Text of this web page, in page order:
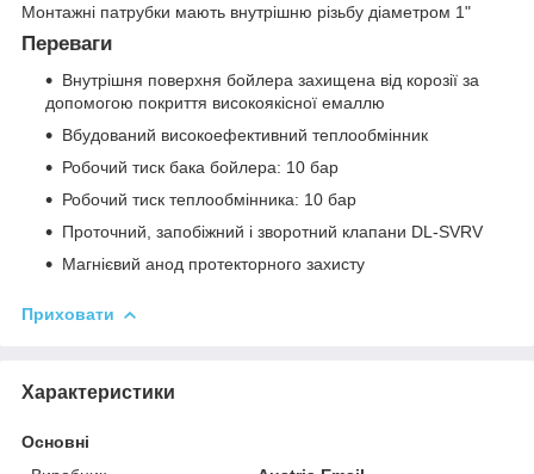
Монтажні патрубки мають внутрішню різьбу діаметром 1"
Переваги
Внутрішня поверхня бойлера захищена від корозії за
допомогою покриття високоякісної емаллю
Вбудований високоефективний теплообмінник
Робочий тиск бака бойлера: 10 бар
Робочий тиск теплообмінника: 10 бар
Проточний, запобіжний і зворотний клапани DL-SVRV
Магнієвий анод протекторного захисту
Приховати
Характеристики
Основні